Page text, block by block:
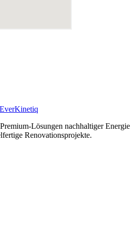
EverKinetiq
Lösungen nachhaltiger Energie
Renovationsprojekte.